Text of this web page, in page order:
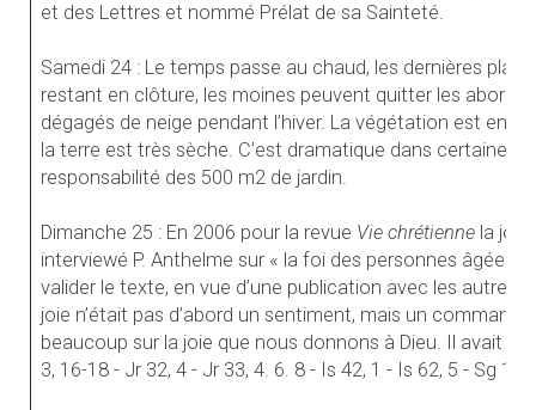
et des Lettres et nommé Prélat de sa Sainteté.
Samedi 24 : Le temps passe au chaud, les dernières
restant en clôture, les moines peuvent quitter les abords
dégagés de neige pendant l’hiver. La végétation est en
la terre est très sèche. C’est dramatique dans certaines
responsabilité des 500 m2 de jardin.
Dimanche 25 : En 2006 pour la revue Vie chrétienne la
interviewé P. Anthelme sur « la foi des personnes âgées
valider le texte, en vue d’une publication avec les autres
joie n’était pas d’abord un sentiment, mais un
beaucoup sur la joie que nous donnons à Dieu. Il avait
3, 16-18 - Jr 32, 4 - Jr 33, 4. 6. 8 - Is 42, 1 - Is 62, 5 - Sg 1,